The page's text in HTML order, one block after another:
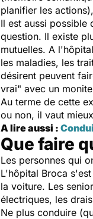
planifier les
Il est aussi possible
question. Il existe
mutuelles. A
les maladies, les
désirent peuvent
vrai" avec un
Au terme de cette
ou non, il vaut
A lire aussi :
Que faire
Les personnes qui
L'hôpital Broca
la voiture. Les
électriques, les
Ne plus conduire